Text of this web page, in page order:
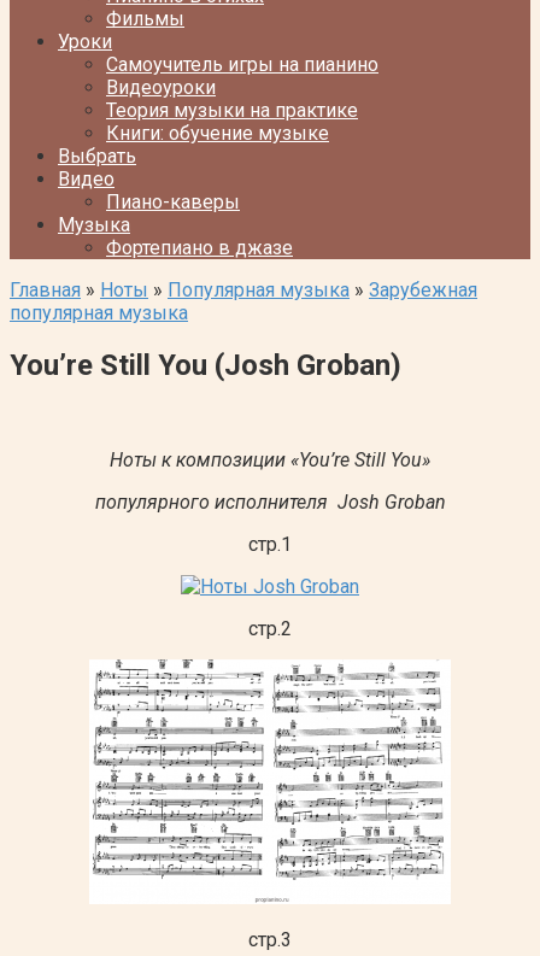
Фильмы
Уроки
Самоучитель игры на пианино
Видеоуроки
Теория музыки на практике
Книги: обучение музыке
Выбрать
Видео
Пиано-каверы
Музыка
Фортепиано в джазе
Главная » Ноты » Популярная музыка » Зарубежная
популярная музыка
You’re Still You (Josh Groban)
Ноты к композиции «You’re Still You»
популярного исполнителя Josh Groban
стр.1
стр.2
стр.3